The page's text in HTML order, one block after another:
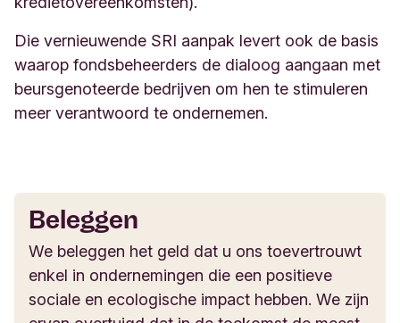
Die vernieuwende SRI aanpak levert ook de basis
waarop fondsbeheerders de dialoog aangaan met
beursgenoteerde bedrijven om hen te stimuleren
meer verantwoord te ondernemen.
Beleggen
We beleggen het geld dat u ons toevertrouwt
enkel in ondernemingen die een positieve
sociale en ecologische impact hebben. We zijn